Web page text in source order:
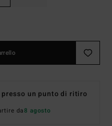
presso un punto di ritiro
da8 agosto